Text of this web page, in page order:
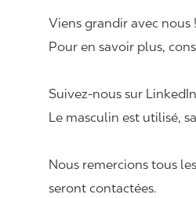
Viens grandir avec nous !
Pour en savoir plus,
Suivez-nous sur
Le masculin est utilisé,
Nous remercions tous
seront contactées.